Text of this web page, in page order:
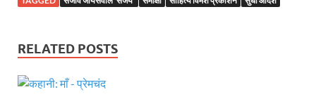
RELATED POSTS